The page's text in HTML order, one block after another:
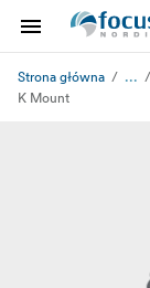
Strona główna ...
K Mount